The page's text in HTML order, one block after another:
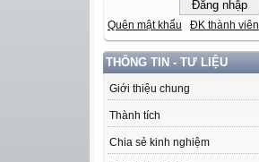
Quên mật khẩu ĐK thành viên
THÔNG TIN - TƯ LIỆU
Giới thiệu chung
Thành tích
Chia sẻ kinh nghiệm